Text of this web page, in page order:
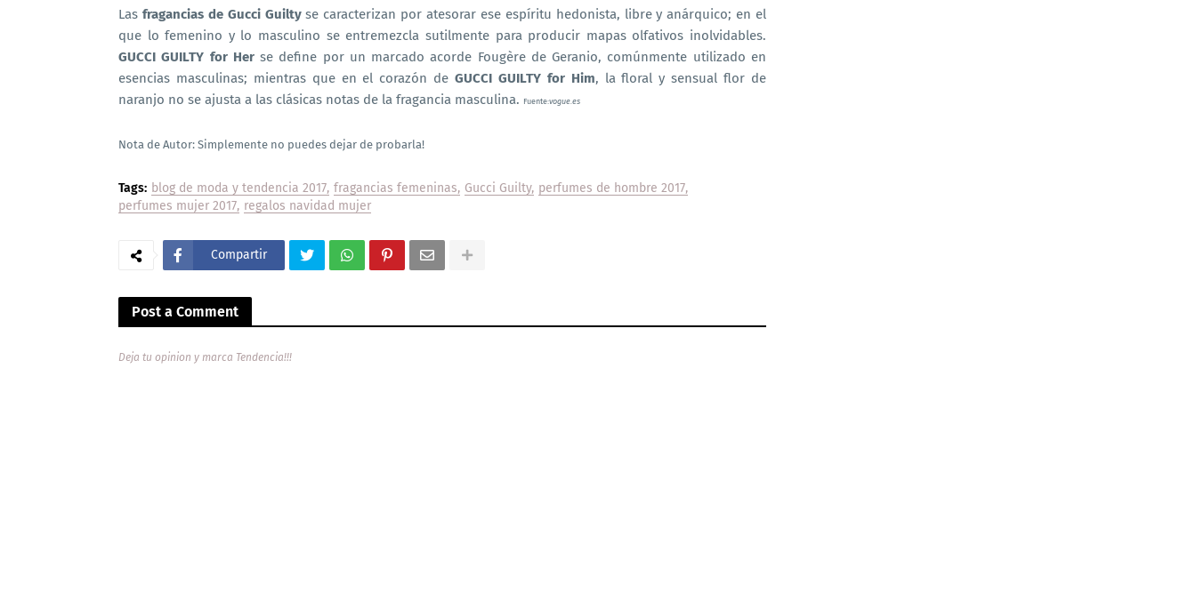
Las fragancias de Gucci Guiltyse caracterizan por atesorar ese espíritu hedonista, libre y anárquico; en el
que lo femenino y lo masculino se entremezcla sutilmente para producir mapas olfativos inolvidables.
GUCCI GUILTY for Herse define por un marcado acorde Fougère de Geranio, comúnmente utilizado en
esencias masculinas; mientras que en el corazón de GUCCI GUILTY for Him, la floral y sensual flor de
naranjo no se ajusta a las clásicas notas de la fragancia masculina. Fuente:vogue.es
Nota de Autor: Simplemente no puedes dejar de probarla!
Tags: blog de moda y tendencia 2017 fragancias femeninas Gucci Guilty perfumes de hombre 2017
perfumes mujer 2017 regalos navidad mujer
Compartir
Post a Comment
Deja tu opinion y marca Tendencia!!!